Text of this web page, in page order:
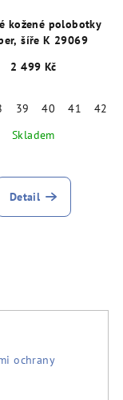
kožené polobotky
šíře K 29069
2 499 Kč
39 40 41
42
Skladem
Detail
ochrany